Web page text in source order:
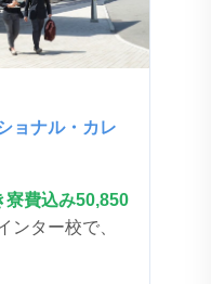
ョナル・カレ
寮費込み50,850
ンター校で、